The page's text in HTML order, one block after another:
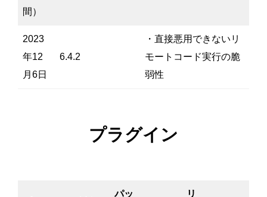
間）
2023
年12
月6日
6.4.2
・直接悪用できないリ
モートコード実行の脆
弱性
プラグイン
パッ
リ